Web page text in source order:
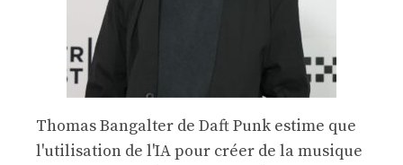
Thomas Bangalter de Daft Punk estime que
l'utilisation de l'IA pour créer de la musique